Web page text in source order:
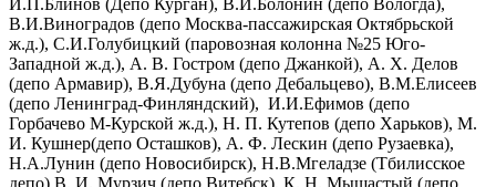
В.И.Виноградов (депо Москва-пассажирская Октябрьской
ж.д.), С.И.Голубицкий (паровозная колонна №25 Юго-
Западной ж.д.), А. В. Гостром (депо Джанкой), А. X. Делов
(депо Армавир), В.Я.Дубуна (депо Дебальцево), В.М.Елисеев
(депо Ленинград-Финляндский), И.И.Ефимов (депо
Горбачево М-Курской ж.д.), Н. П. Кутепов (депо Харьков), М.
И. Кушнер(депо Осташков), А. Ф. Лескин (депо Рузаевка),
Н.А.Лунин (депо Новосибирск), Н.В.Мгеладзе (Тбилисское
депо) В. И. Мурзич (депо Витебск), К. Н. Мышастый (депо